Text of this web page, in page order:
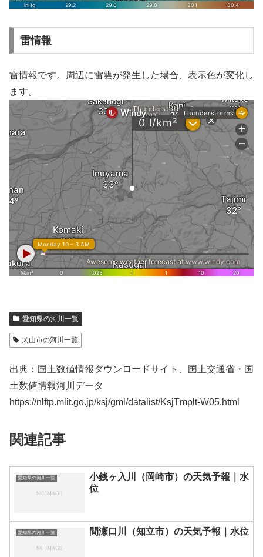
雷情報
雷情報です。周辺に雷雲が発生した場合、表示色が変化し
ます。
愛知県の河川一覧
犬山市の河川一覧
出典：国土数値情報ダウンロードサイト、国土交通省・国
土数値情報河川データ
https://nlftp.mlit.go.jp/ksj/gml/datalist/KsjTmplt-W05.html
関連記事
愛知県の河川一覧
小銭ヶ入川（岡崎市）の天気予報｜水
位
愛知県の河川一覧 間瀬口川（知立市）の天気予報｜水位